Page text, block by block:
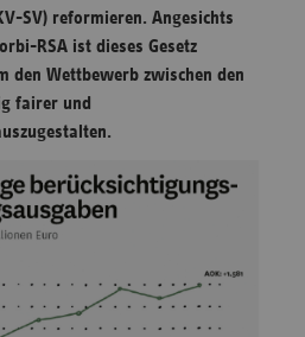
SV) reformieren. Angesichts
RSA ist dieses Gesetz
den Wettbewerb zwischen den
fairer und